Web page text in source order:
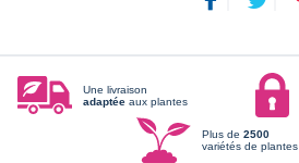
Une livraison
adaptée aux plantes
Plus de 2500
variétés de plantes